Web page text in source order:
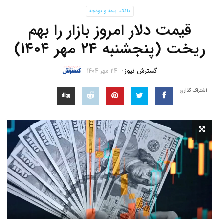
بانک، بیمه و بودجه
قیمت دلار امروز بازار را بهم
ریخت (پنجشنبه ۲۴ مهر ۱۴۰۴)
گسترش نیوز ۲۴ مهر ۱۴۰۴
اشتراک گذاری